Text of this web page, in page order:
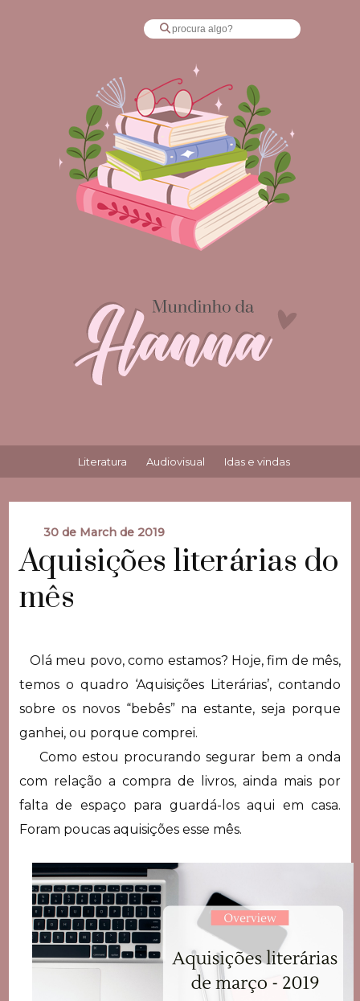
Literatura Audiovisual Idas e vindas
30 de March de 2019
Aquisições literárias do
mês
Olá meu povo, como estamos? Hoje, fim de mês,
temos o quadro ‘Aquisições Literárias’, contando
sobre os novos “bebês” na estante, seja porque
ganhei, ou porque comprei.
Como estou procurando segurar bem a onda
com relação a compra de livros, ainda mais por
falta de espaço para guardá-los aqui em casa.
Foram poucas aquisições esse mês.